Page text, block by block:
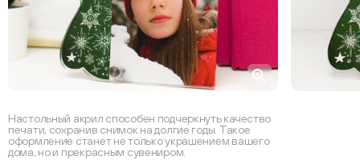
Настольный акрил способен подчеркнуть качество
печати, сохранив снимок на долгие годы. Такое
оформление станет не только украшением вашего
дома, но и прекрасным сувениром.